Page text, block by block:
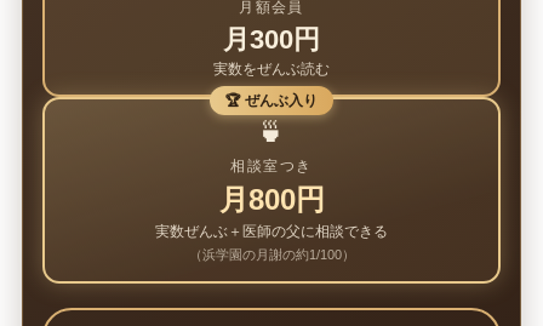
月額会員
月300円
実数をぜんぶ読む
🏆 ぜんぶ入り
🍵
相談室つき
月800円
実数ぜんぶ＋医師の父に相談できる
（浜学園の月謝の約1/100）